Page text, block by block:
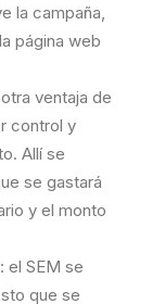
la campaña,
página web
ventaja de
control y
Allí se
se gastará
y el monto
el SEM se
que se